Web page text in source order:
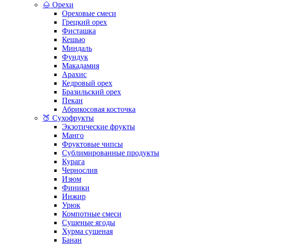
🌰 Орехи
Ореховые смеси
Грецкий орех
Фисташка
Кешью
Миндаль
Фундук
Макадамия
Арахис
Кедровый орех
Бразильский орех
Пекан
Абрикосовая косточка
🍑 Сухофрукты
Экзотические фрукты
Манго
Фруктовые чипсы
Сублимированные продукты
Курага
Чернослив
Изюм
Финики
Инжир
Урюк
Компотные смеси
Сушеные ягоды
Хурма сушеная
Банан